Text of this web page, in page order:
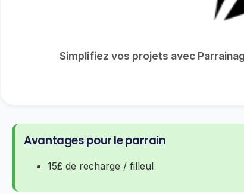
Simplifiez vos projets avec
Avantages pour le parrain
15£ de recharge / filleul